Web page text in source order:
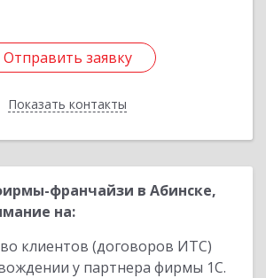
Отправить заявку
Показать контакты
Отправить заявку
Назад
франчайзи в Абинске,
на:
клиентов (договоров ИТС)
у партнера фирмы 1С.